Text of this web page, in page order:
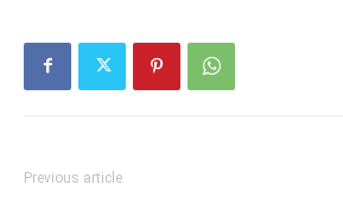
Previous article